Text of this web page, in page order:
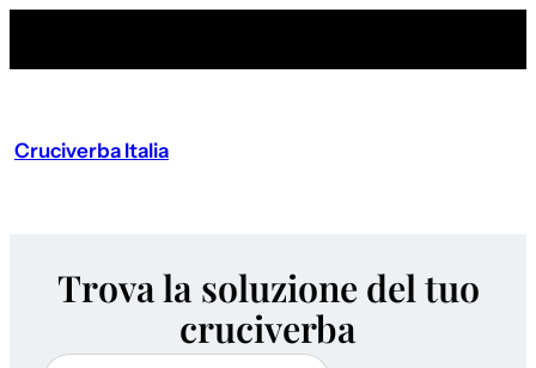
Cruciverba Italia
Trova la soluzione del tuo
cruciverba